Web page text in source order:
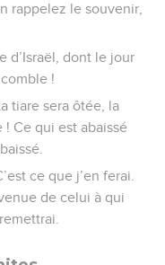
rappelez le souvenir,
d’Israël, dont le jour
!
tiare sera ôtée, la
Ce qui est abaissé
ce que j’en ferai.
de celui à qui